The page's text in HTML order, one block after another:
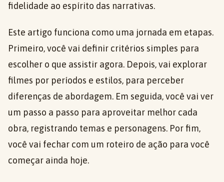
fidelidade ao espírito das narrativas.
Este artigo funciona como uma jornada em etapas.
Primeiro, você vai definir critérios simples para
escolher o que assistir agora. Depois, vai explorar
filmes por períodos e estilos, para perceber
diferenças de abordagem. Em seguida, você vai ver
um passo a passo para aproveitar melhor cada
obra, registrando temas e personagens. Por fim,
você vai fechar com um roteiro de ação para você
começar ainda hoje.